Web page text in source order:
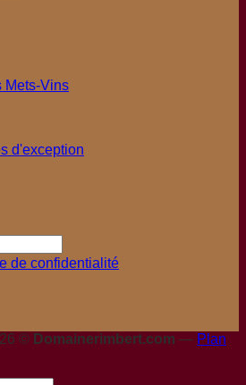
Mets-Vins
d'exception
de confidentialité
© Domainerimbert.com — Plan